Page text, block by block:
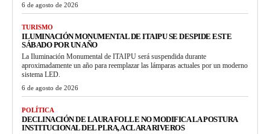
6 de agosto de 2026
TURISMO
ILUMINACIÓN MONUMENTAL DE ITAIPU SE DESPIDE ESTE
SÁBADO POR UN AÑO
La Iluminación Monumental de ITAIPU será suspendida durante
aproximadamente un año para reemplazar las lámparas actuales por un moderno
sistema LED.
6 de agosto de 2026
POLÍTICA
DECLINACIÓN DE LAURA FOLLE NO MODIFICA LA POSTURA
INSTITUCIONAL DEL PLRA, ACLARA RIVEROS